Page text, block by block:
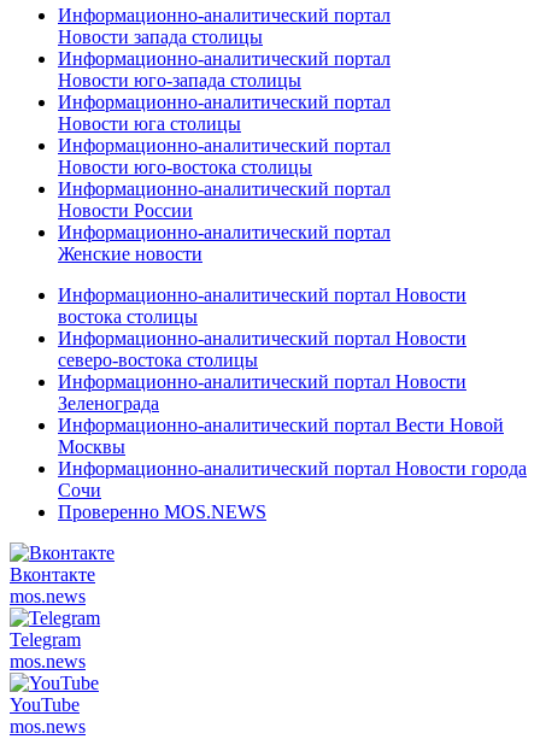
Информационно-аналитический портал
Новости запада столицы
Информационно-аналитический портал
Новости юго-запада столицы
Информационно-аналитический портал
Новости юга столицы
Информационно-аналитический портал
Новости юго-востока столицы
Информационно-аналитический портал
Новости России
Информационно-аналитический портал
Женские новости
Информационно-аналитический портал Новости
востока столицы
Информационно-аналитический портал Новости
северо-востока столицы
Информационно-аналитический портал Новости
Зеленограда
Информационно-аналитический портал Вести Новой
Москвы
Информационно-аналитический портал Новости города
Сочи
Проверенно MOS.NEWS
Вконтакте
mos.news
Telegram
mos.news
YouTube
mos.news